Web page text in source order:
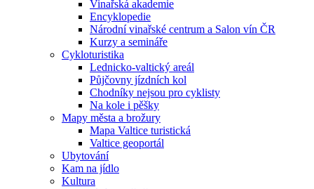
Vinařská akademie
Encyklopedie
Národní vinařské centrum a Salon vín ČR
Kurzy a semináře
Cykloturistika
Lednicko-valtický areál
Půjčovny jízdních kol
Chodníky nejsou pro cyklisty
Na kole i pěšky
Mapy města a brožury
Mapa Valtice turistická
Valtice geoportál
Ubytování
Kam na jídlo
Kultura